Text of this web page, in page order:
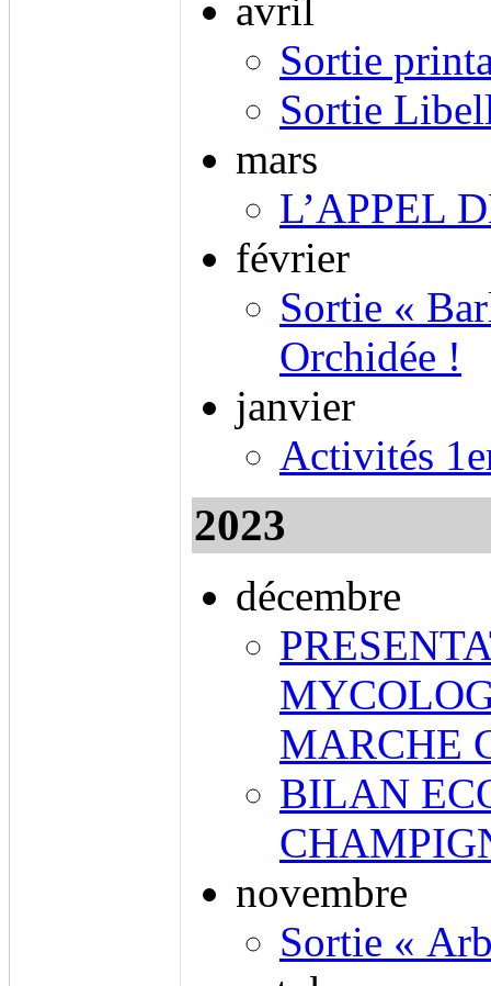
avril
Sortie
Sortie
mars
L’APPEL
février
Sortie «
Orchidée !
janvier
Activités
2023
décembre
MARCHE
BILAN
novembre
Sortie «